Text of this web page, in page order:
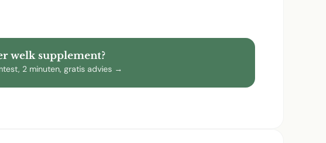
welk supplement?
2 minuten, gratis advies →